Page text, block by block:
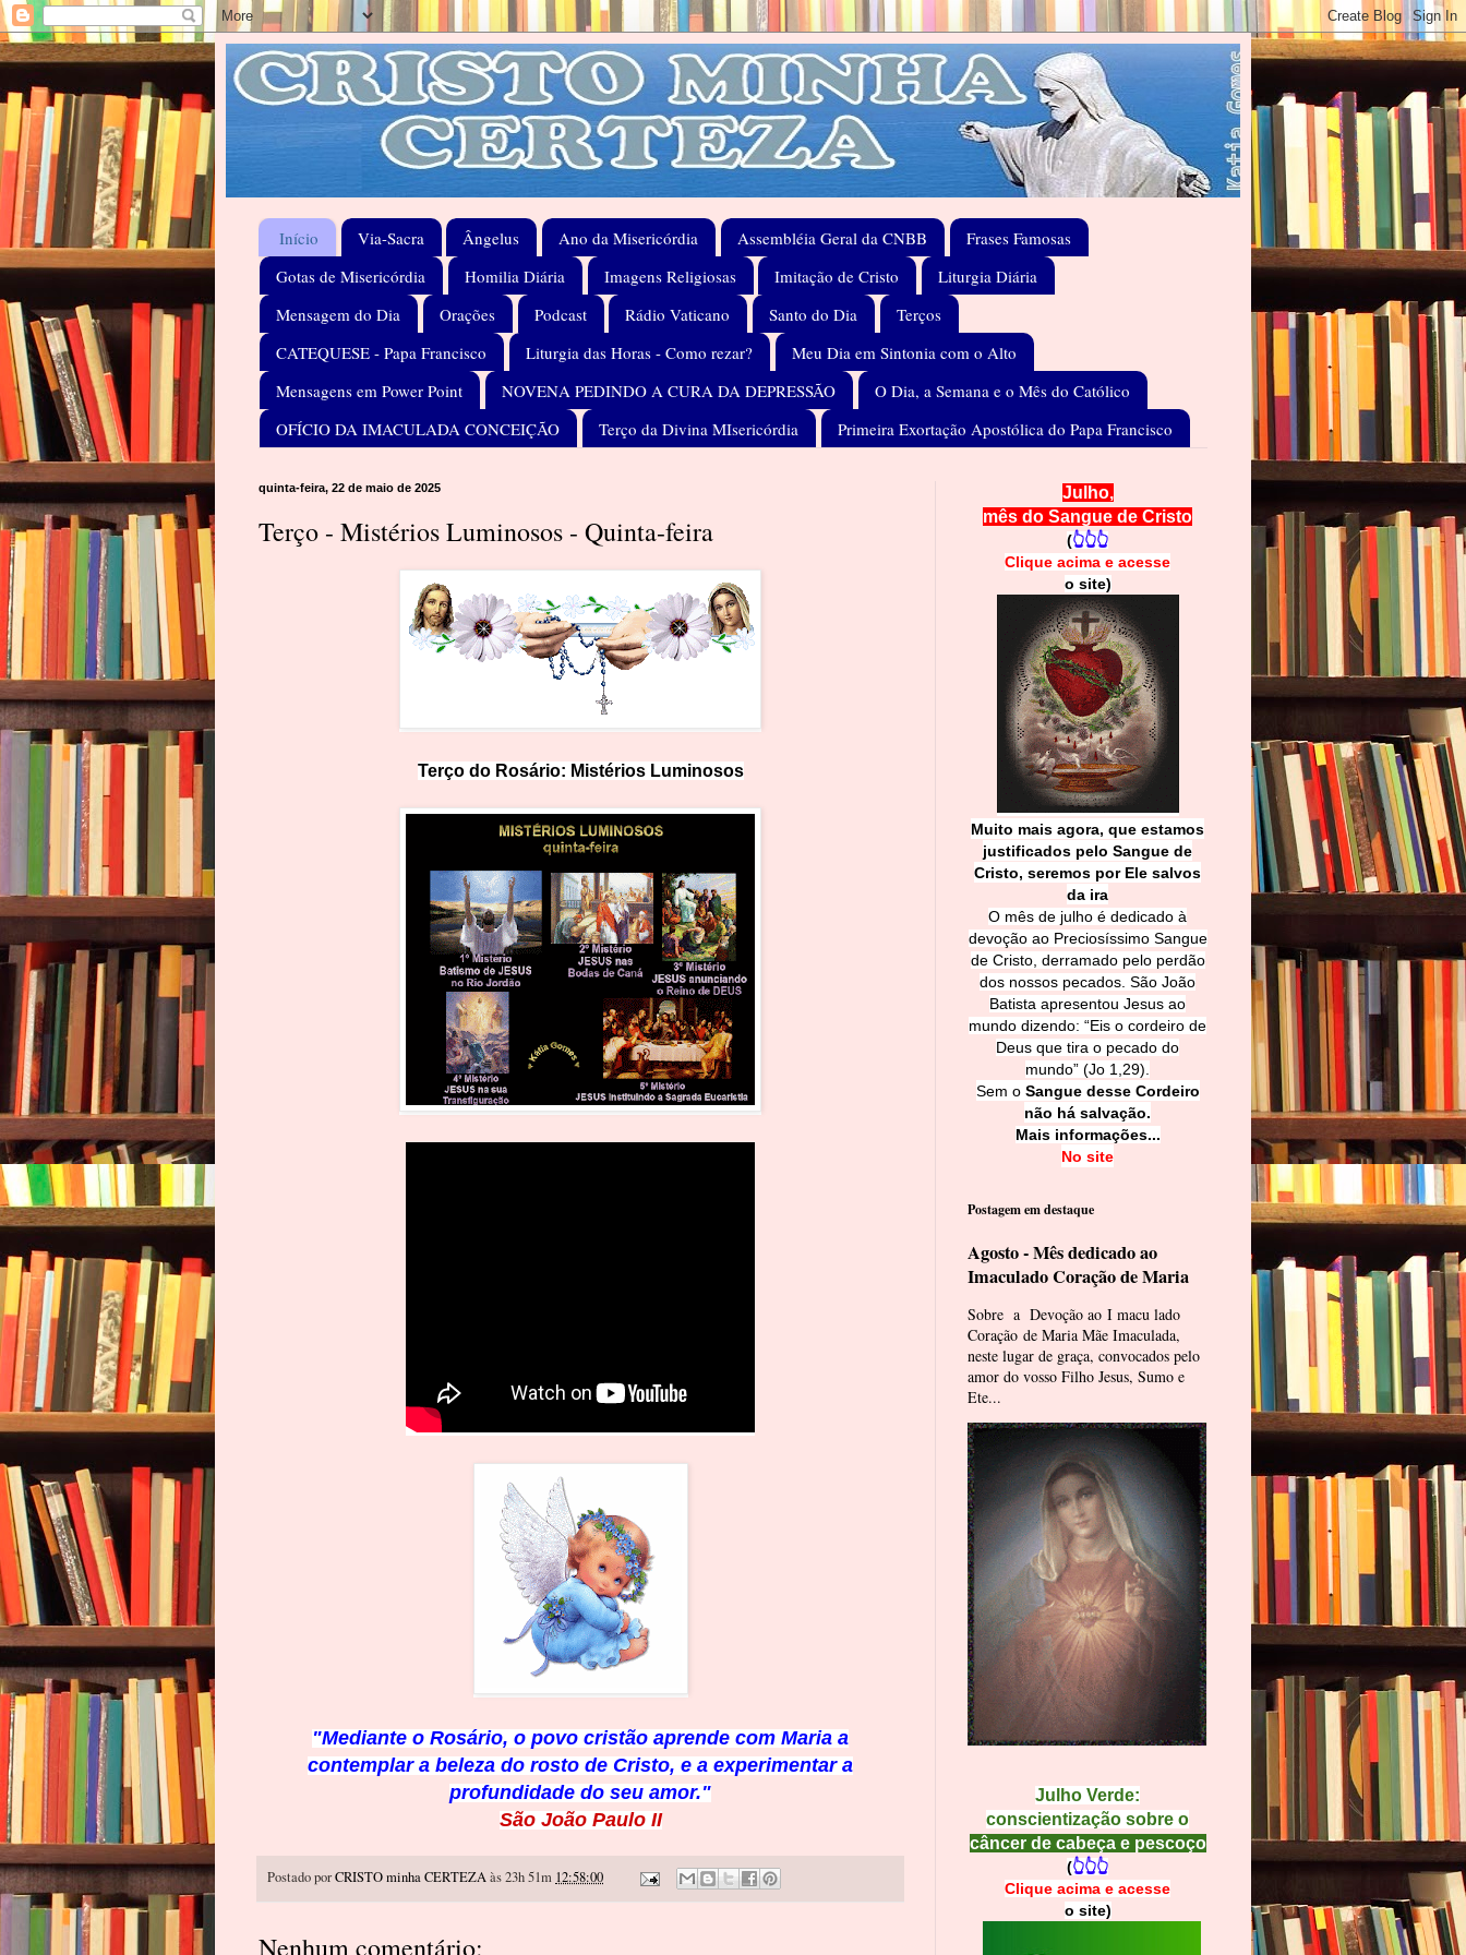
Início Via-Sacra Ângelus Ano da Misericórdia Assembléia Geral da CNBB
Frases Famosas
Gotas de Misericórdia
Homilia Diária Imagens Religiosas Imitação de Cristo
Liturgia Diária
Mensagem do Dia
Orações Podcast Rádio Vaticano Santo do Dia
Terços
CATEQUESE - Papa Francisco
Liturgia das Horas - Como rezar?
Meu Dia em Sintonia com o Alto
Mensagens em Power Point
NOVENA PEDINDO A CURA DA DEPRESSÃO
O Dia, a Semana e o Mês do Católico
OFÍCIO DA IMACULADA CONCEIÇÃO
Terço da Divina MIsericórdia Primeira Exortação Apostólica do Papa Francisco
quinta-feira, 22 de maio de 2025
Terço - Mistérios Luminosos - Quinta-feira
Terço do Rosário: Mistérios Luminosos
"Mediante o Rosário, o povo cristão aprende com Maria a
contemplar a beleza do rosto de Cristo, e a experimentar a
profundidade do seu amor."
São João Paulo II
Postado porCRISTO minha CERTEZAàs 23h 51m 12:58:00
Nenhum comentário:
Julho,
mês do Sangue de Cristo
(👆👆👆
Clique acima e acesse
o site)
Muito mais agora, que estamos
justificados pelo Sangue de
Cristo, seremos por Ele salvos
da ira
O mês de julho é dedicado à
devoção ao Preciosíssimo Sangue
de Cristo, derramado pelo perdão
dos nossos pecados. São João
Batista apresentou Jesus ao
mundo dizendo: “Eis o cordeiro de
Deus que tira o pecado do
mundo” (Jo 1,29).
Sem o Sangue desse Cordeiro
não há salvação.
Mais informações...
No site
Postagem em destaque
Agosto - Mês dedicado ao
Imaculado Coração de Maria
Sobre a Devoção ao I macu lado
Coração de Maria Mãe Imaculada,
neste lugar de graça, convocados pelo
amor do vosso Filho Jesus, Sumo e
Ete...
Julho Verde:
conscientização sobre o
câncer de cabeça e pescoço
(👆👆👆
Clique acima e acesse
o site)